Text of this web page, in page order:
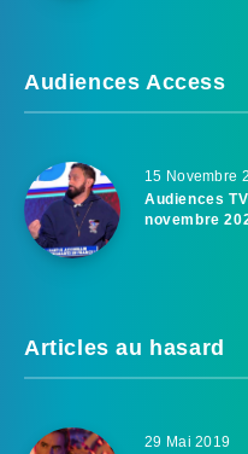
Audiences Access
15 Novembre
Audiences
novembre
Articles au hasard
29 Mai 2019